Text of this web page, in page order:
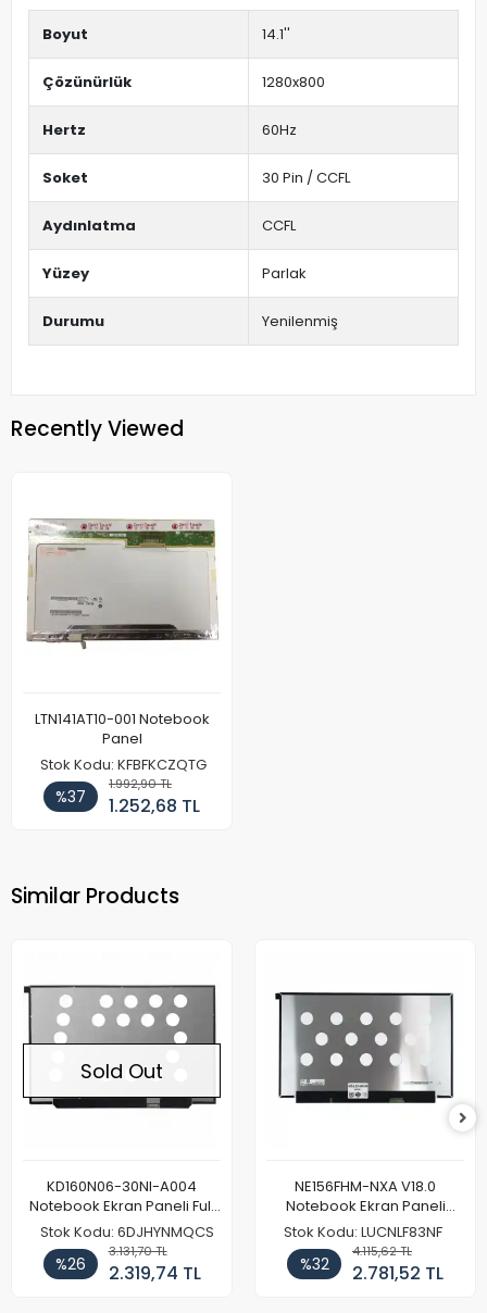
Boyut 14.1''
Çözünürlük 1280x800
Hertz 60Hz
Soket 30 Pin / CCFL
Aydınlatma CCFL
Yüzey Parlak
Durumu Yenilenmiş
Recently Viewed
LTN141AT10-001 Notebook
Panel
Stok Kodu: KFBFKCZQTG
%37
1.992,90 TL
1.252,68 TL
Similar Products
Sold Out
KD160N06-30NI-A004
Notebook Ekran Paneli Full
HD
Stok Kodu: 6DJHYNMQCS
%26
3.131,70 TL
2.319,74 TL
NE156FHM-NXA V18.0
Notebook Ekran Paneli
144Hz
Stok Kodu: LUCNLF83NF
%32
4.115,62 TL
2.781,52 TL